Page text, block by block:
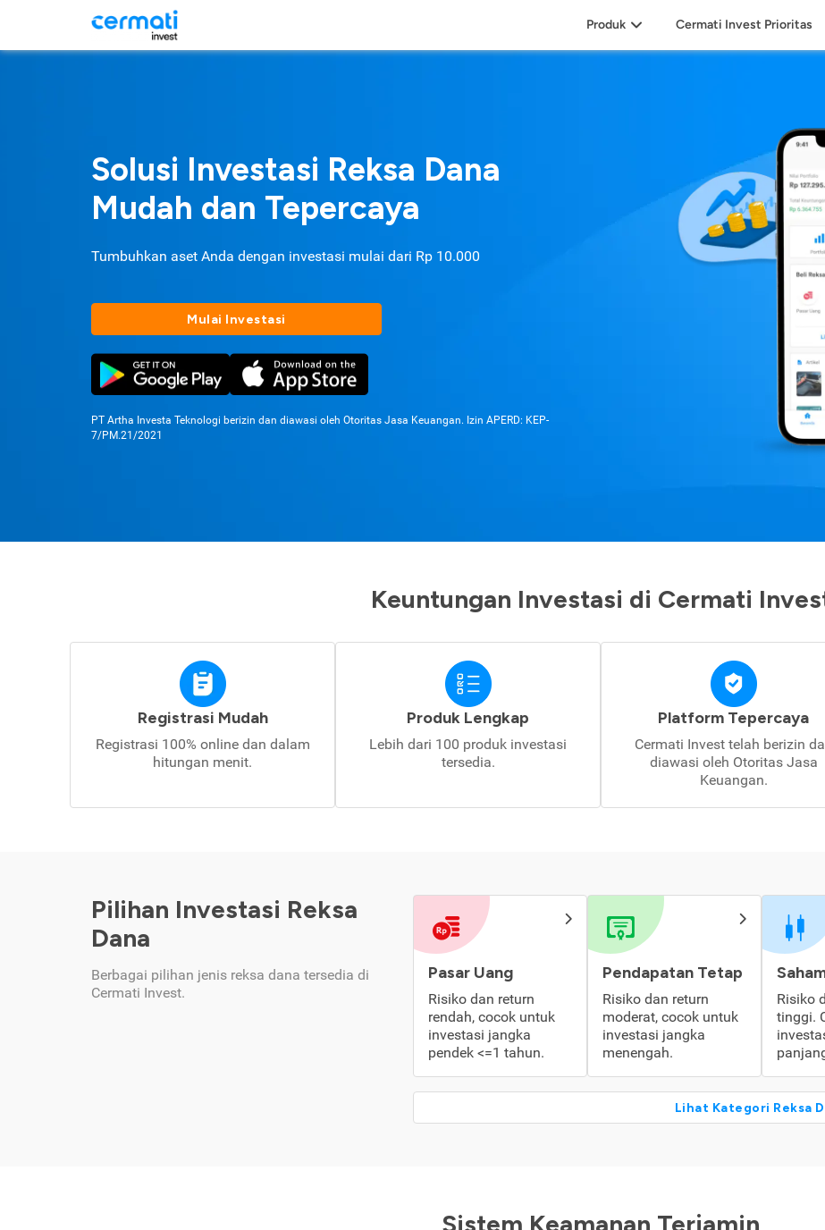
Produk Cermati Invest Prioritas
Solusi Investasi Reksa Dana
Mudah dan Tepercaya
Tumbuhkan aset Anda dengan investasi mulai dari Rp 10.000
Mulai Investasi
PT Artha Investa Teknologi berizin dan diawasi oleh Otoritas Jasa Keuangan. Izin APERD: KEP-
7/PM.21/2021
Keuntungan Investasi di Cermati
Registrasi Mudah
Registrasi 100% online dan dalam
hitungan menit.
Produk Lengkap
Lebih dari 100 produk investasi
tersedia.
Platform Tepercaya
Cermati Invest telah berizin
diawasi oleh Otoritas Jasa
Keuangan.
Pilihan Investasi Reksa
Dana
Berbagai pilihan jenis reksa dana tersedia di
Cermati Invest.
Pasar Uang
Risiko dan return
rendah, cocok untuk
investasi jangka
pendek <=1 tahun.
Pendapatan Tetap
Risiko dan return
moderat, cocok untuk
investasi jangka
menengah.
Risiko
tinggi.
Lihat Kategori Reksa
Sistem Keamanan Terjamin